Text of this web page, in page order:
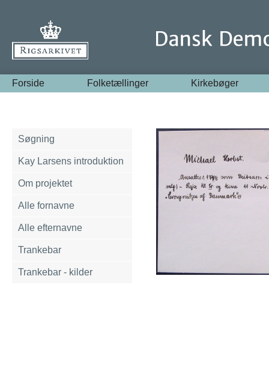
Forside Folketællinger Kirkebøger
Søgning
Kay Larsens introduktion
Om projektet
Alle fornavne
Alle efternavne
Trankebar
Trankebar - kilder